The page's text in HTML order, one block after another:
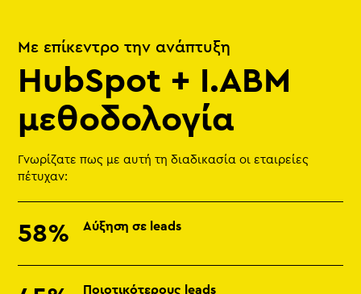
Με επίκεντρο την ανάπτυξη
HubSpot + I.ABM
μεθοδολογία
Γνωρίζατε πως με αυτή τη διαδικασία οι εταιρείες
πέτυχαν:
58% Αύξηση σε leads
Ποιοτικότερους leads